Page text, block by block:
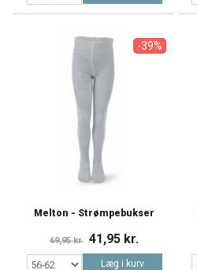
-39%
Melton - Strømpebukser
69,95 kr. 41,95 kr.
Læg i kurv